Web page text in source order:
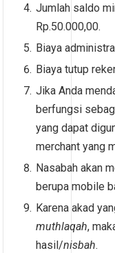
Jumlah saldo
Rp.50.000,00.
Biaya
Biaya tutup
Jika Anda
berfungsi
yang dapat
merchant yang
Nasabah akan
berupa mobile
Karena akad
muthlaqah,
hasil/nisbah.